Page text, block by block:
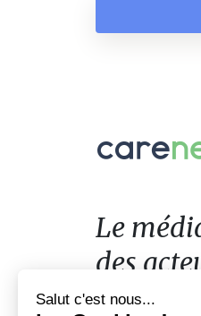
Le
acteurs
de
l'engagement
Le
des
de
Salut c'est nous...